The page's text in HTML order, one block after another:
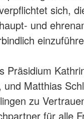
sich,
und
Präsidium
und Matthias
zu
für alle